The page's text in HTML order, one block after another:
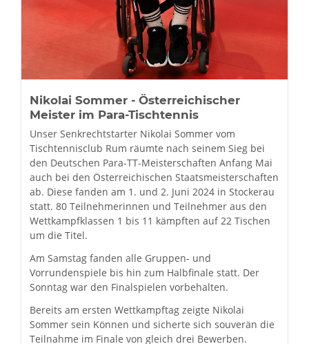
Nikolai Sommer - Österreichischer
Meister im Para-Tischtennis
Unser Senkrechtstarter Nikolai Sommer vom
Tischtennisclub Rum räumte nach seinem Sieg bei
den Deutschen Para-TT-Meisterschaften Anfang Mai
auch bei den Österreichischen Staatsmeisterschaften
ab. Diese fanden am 1. und 2. Juni 2024 in Stockerau
statt. 80 Teilnehmerinnen und Teilnehmer aus den
Wettkampfklassen 1 bis 11 kämpften auf 22 Tischen
um die Titel.
Am Samstag fanden alle Gruppen- und
Vorrundenspiele bis hin zum Halbfinale statt. Der
Sonntag war den Finalspielen vorbehalten.
Bereits am ersten Wettkampftag zeigte Nikolai
Sommer sein Können und sicherte sich souverän die
Teilnahme im Finale von gleich drei Bewerben.